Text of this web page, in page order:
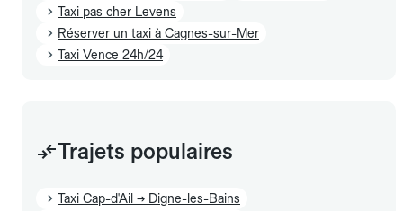
Taxi pas cher Levens
Réserver un taxi à Cagnes-sur-Mer
Taxi Vence 24h/24
Trajets populaires
Taxi Cap-d'Ail → Digne-les-Bains